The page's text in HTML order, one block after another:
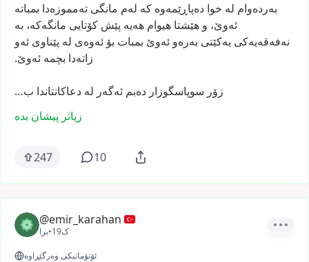
بەردەوام لە خوا دەپاڕێمەوە کە لەم مانگی تەمموزەدا بمباتە
ئەوێ، و هێشتا هیوام هەیە پێش کۆتایی مانگەکە، بە
نەفەقەیەکی یەکێتی بەرەو ئەوێ بمبات بۆ ئەوەی لە پێناوی ئەو
زاتەدا بچمە ئەوێ.
زۆر سوپاسگوزار دەبم ئەگەر لە دعاکانتاندا ب…
زیاتر پیشان بدە
247 10
@emir_karahan
برا• 19ک
ئۆتۆماتیکی وەرگێڕاوە